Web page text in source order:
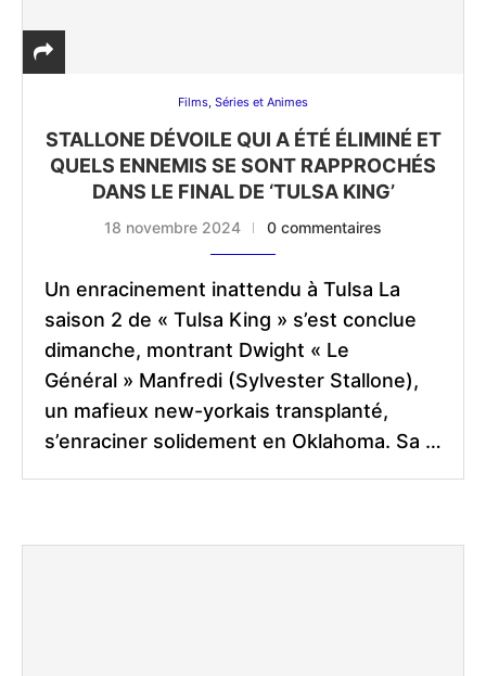
Films, Séries et Animes
STALLONE DÉVOILE QUI A ÉTÉ ÉLIMINÉ ET
QUELS ENNEMIS SE SONT RAPPROCHÉS
DANS LE FINAL DE ‘TULSA KING’
18 novembre 2024 0 commentaires
Un enracinement inattendu à Tulsa La
saison 2 de « Tulsa King » s’est conclue
dimanche, montrant Dwight « Le
Général » Manfredi (Sylvester Stallone),
un mafieux new-yorkais transplanté,
s’enraciner solidement en Oklahoma. Sa …